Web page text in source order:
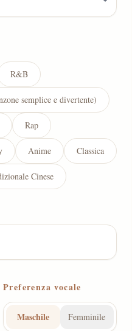
R&B
semplice e divertente)
Rap
Anime Classica
Cinese
Preferenza vocale
Maschile Femminile